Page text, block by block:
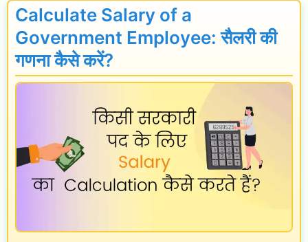
Calculate Salary of a
Government Employee: सैलरी की
गणना कैसे करें?